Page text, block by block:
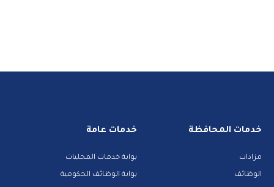
خدمات المحافظة
مزادات
الوظائف
خدمات عامة
بوابة خدمات المحليات
بوابة الوظائف الحكومية